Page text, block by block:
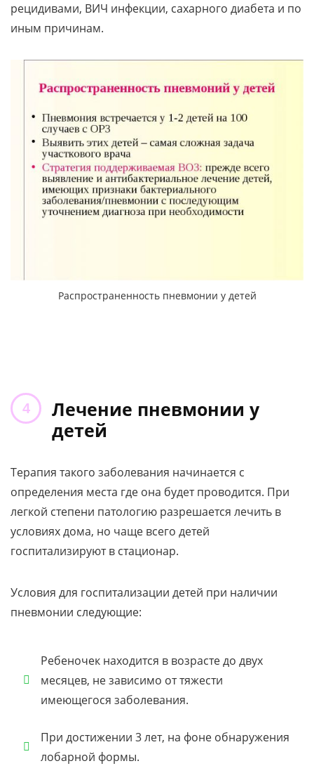
рецидивами, ВИЧ инфекции, сахарного диабета и по
иным причинам.
Распространенность пневмонии у детей
Лечение пневмонии у
детей
Терапия такого заболевания начинается с
определения места где она будет проводится. При
легкой степени патологию разрешается лечить в
условиях дома, но чаще всего детей
госпитализируют в стационар.
Условия для госпитализации детей при наличии
пневмонии следующие:
Ребеночек находится в возрасте до двух
месяцев, не зависимо от тяжести
имеющегося заболевания.
При достижении 3 лет, на фоне обнаружения
лобарной формы.